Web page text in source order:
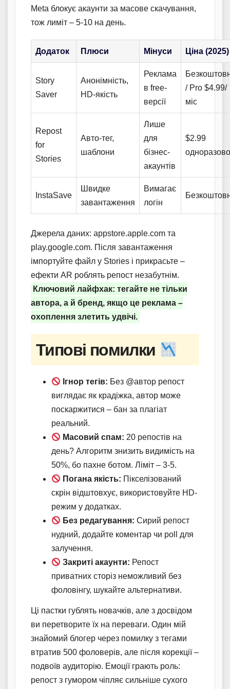
Meta блокує акаунти за масове скачування,
тож лиміт – 5-10 на день.
Додаток Плюси Мінуси Ціна (2025)
Story
Saver
Анонімність,
HD-якість
Реклама
в free-
версії
/ Pro $4.99/
міс
Repost
for
Stories
Авто-тег,
шаблони
Лише
для
бізнес-
акаунтів
$2.99
одноразово
InstaSave
Швидке
завантаження
Вимагає
логін
Джерела даних: appstore.apple.com та
play.google.com. Після завантаження
імпортуйте файл у Stories і прикрасьте –
ефекти AR роблять репост незабутнім.
Ключовий лайфхак: тегайте не тільки
автора, а й бренд, якщо це реклама –
охоплення злетить удвічі.
Типові помилки
Ігнор тегів: Без @автор репост
виглядає як крадіжка, автор може
поскаржитися – бан за плагіат
реальний.
Масовий спам: 20 репостів на
день? Алгоритм знизить видимість на
50%, бо пахне ботом. Ліміт – 3-5.
Погана якість: Пікселізований
скрін відштовхує, використовуйте HD-
режим у додатках.
Без редагування: Сирий репост
нудний, додайте коментар чи poll для
залучення.
Закриті акаунти: Репост
приватних сторіз неможливий без
фоловінгу, шукайте альтернативи.
Ці пастки гублять новачків, але з досвідом
ви перетворите їх на переваги. Один мій
знайомий блогер через помилку з тегами
втратив 500 фоловерів, але після корекції –
подвоїв аудиторію. Емоції грають роль:
репост з гумором чіпляє сильніше сухого